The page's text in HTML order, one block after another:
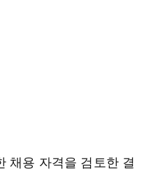
채용 자격을 검토한 결